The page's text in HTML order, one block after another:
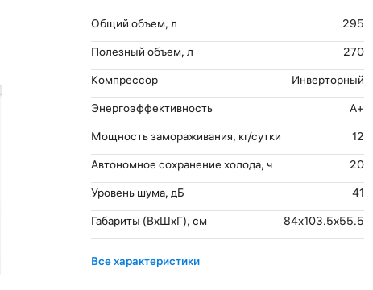
Общий объем, л
295
Полезный объем, л
270
Компрессор
Инверторный
Энергоэффективность
A+
Мощность замораживания, кг/сутки
12
Автономное сохранение холода, ч
20
Уровень шума, дБ
41
Габариты (ВхШхГ), см
84x103.5x55.5
Все характеристики